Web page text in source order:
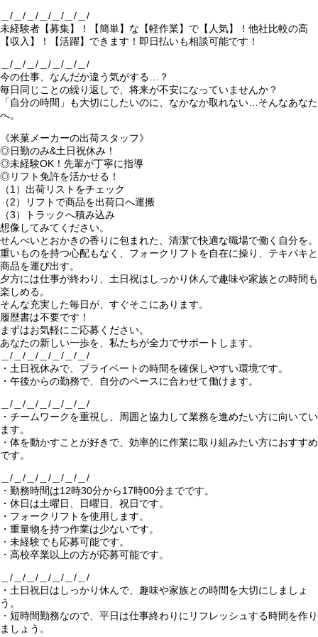
＿/＿/＿/＿/＿/＿/＿/
未経験者【募集】！【簡単】な【軽作業】で【人気】！他社比較の高
【収入】！【活躍】できます！即日払いも相談可能です！
＿/＿/＿/＿/＿/＿/＿/
今の仕事、なんだか違う気がする…？
毎日同じことの繰り返しで、将来が不安になっていませんか？
「自分の時間」も大切にしたいのに、なかなか取れない…そんなあなた
へ。
《米菓メーカーの出荷スタッフ》
◎日勤のみ&土日祝休み！
◎未経験OK！先輩が丁寧に指導
◎リフト免許を活かせる！
（1）出荷リストをチェック
（2）リフトで商品を出荷口へ運搬
（3）トラックへ積み込み
想像してみてください。
せんべいとおかきの香りに包まれた、清潔で快適な職場で働く自分を。
重いものを持つ心配もなく、フォークリフトを自在に操り、テキパキと
商品を運び出す。
夕方には仕事が終わり、土日祝はしっかり休んで趣味や家族との時間も
楽しめる。
そんな充実した毎日が、すぐそこにあります。
履歴書は不要です！
まずはお気軽にご応募ください。
あなたの新しい一歩を、私たちが全力でサポートします。
＿/＿/＿/＿/＿/＿/＿/
・土日祝休みで、プライベートの時間を確保しやすい環境です。
・午後からの勤務で、自分のペースに合わせて働けます。
＿/＿/＿/＿/＿/＿/＿/
・チームワークを重視し、周囲と協力して業務を進めたい方に向いてい
ます。
・体を動かすことが好きで、効率的に作業に取り組みたい方におすすめ
です。
＿/＿/＿/＿/＿/＿/＿/
・勤務時間は12時30分から17時00分までです。
・休日は土曜日、日曜日、祝日です。
・フォークリフトを使用します。
・重量物を持つ作業は少ないです。
・未経験でも応募可能です。
・高校卒業以上の方が応募可能です。
＿/＿/＿/＿/＿/＿/＿/
・土日祝日はしっかり休んで、趣味や家族との時間を大切にしましょ
う。
・短時間勤務なので、平日は仕事終わりにリフレッシュする時間を作り
ましょう。